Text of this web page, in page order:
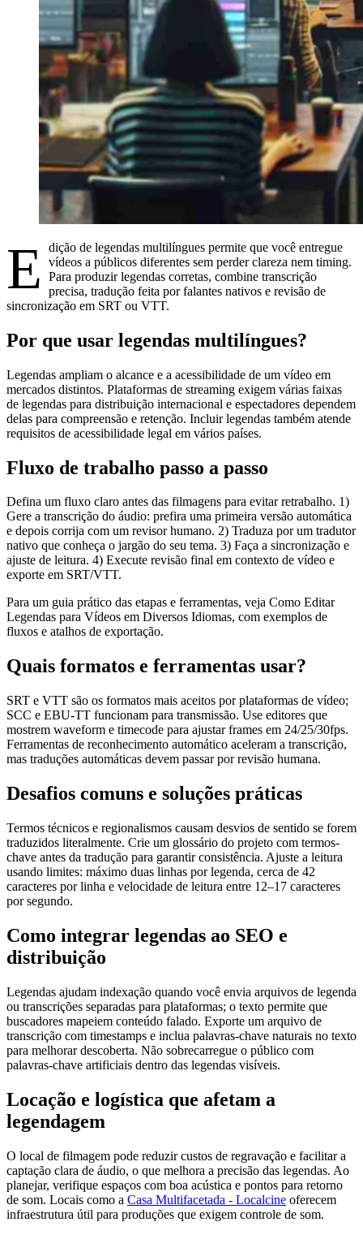
E
dição de legendas multilíngues permite que você entregue
vídeos a públicos diferentes sem perder clareza nem timing.
Para produzir legendas corretas, combine transcrição
precisa, tradução feita por falantes nativos e revisão de
sincronização em SRT ou VTT.
Por que usar legendas multilíngues?
Legendas ampliam o alcance e a acessibilidade de um vídeo em
mercados distintos. Plataformas de streaming exigem várias faixas
de legendas para distribuição internacional e espectadores dependem
delas para compreensão e retenção. Incluir legendas também atende
requisitos de acessibilidade legal em vários países.
Fluxo de trabalho passo a passo
Defina um fluxo claro antes das filmagens para evitar retrabalho. 1)
Gere a transcrição do áudio: prefira uma primeira versão automática
e depois corrija com um revisor humano. 2) Traduza por um tradutor
nativo que conheça o jargão do seu tema. 3) Faça a sincronização e
ajuste de leitura. 4) Execute revisão final em contexto de vídeo e
exporte em SRT/VTT.
Para um guia prático das etapas e ferramentas, veja Como Editar
Legendas para Vídeos em Diversos Idiomas, com exemplos de
fluxos e atalhos de exportação.
Quais formatos e ferramentas usar?
SRT e VTT são os formatos mais aceitos por plataformas de vídeo;
SCC e EBU-TT funcionam para transmissão. Use editores que
mostrem waveform e timecode para ajustar frames em 24/25/30fps.
Ferramentas de reconhecimento automático aceleram a transcrição,
mas traduções automáticas devem passar por revisão humana.
Desafios comuns e soluções práticas
Termos técnicos e regionalismos causam desvios de sentido se forem
traduzidos literalmente. Crie um glossário do projeto com termos-
chave antes da tradução para garantir consistência. Ajuste a leitura
usando limites: máximo duas linhas por legenda, cerca de 42
caracteres por linha e velocidade de leitura entre 12–17 caracteres
por segundo.
Como integrar legendas ao SEO e
distribuição
Legendas ajudam indexação quando você envia arquivos de legenda
ou transcrições separadas para plataformas; o texto permite que
buscadores mapeiem conteúdo falado. Exporte um arquivo de
transcrição com timestamps e inclua palavras-chave naturais no texto
para melhorar descoberta. Não sobrecarregue o público com
palavras-chave artificiais dentro das legendas visíveis.
Locação e logística que afetam a
legendagem
O local de filmagem pode reduzir custos de regravação e facilitar a
captação clara de áudio, o que melhora a precisão das legendas. Ao
planejar, verifique espaços com boa acústica e pontos para retorno
de som. Locais como a Casa Multifacetada - Localcine oferecem
infraestrutura útil para produções que exigem controle de som.